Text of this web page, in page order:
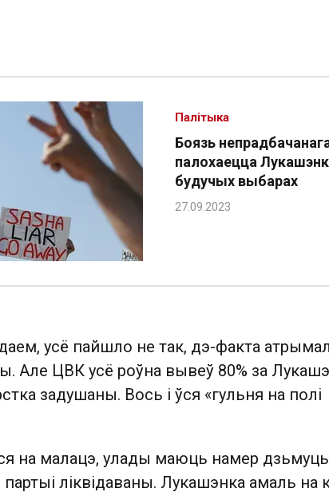
Боязь
палохаецца
будучых выбарах
Палітыка
усё пайшло не так, дэ-факта
Але ЦВК усё роўна вывеў 80% за
задушаны. Вось і ўся «гульня на полі
на малацэ, улады маюць намер
ліквідаваны. Лукашэнка амаль на